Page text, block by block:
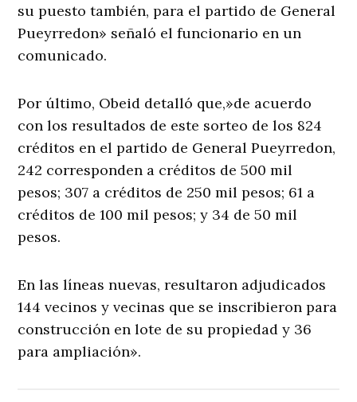
su puesto también, para el partido de General
Pueyrredon» señaló el funcionario en un
comunicado.
Por último, Obeid detalló que,»de acuerdo
con los resultados de este sorteo de los 824
créditos en el partido de General Pueyrredon,
242 corresponden a créditos de 500 mil
pesos; 307 a créditos de 250 mil pesos; 61 a
créditos de 100 mil pesos; y 34 de 50 mil
pesos.
En las líneas nuevas, resultaron adjudicados
144 vecinos y vecinas que se inscribieron para
construcción en lote de su propiedad y 36
para ampliación».